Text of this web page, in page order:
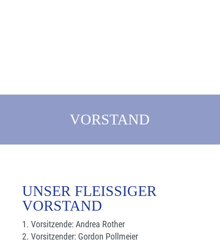
VORSTAND
UNSER FLEISSIGER V
ORSTAND
1. Vorsitzende: Andrea Rother
2. Vorsitzender: Gordon Pollmeier